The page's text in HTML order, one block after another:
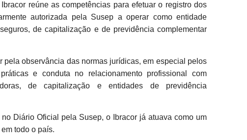
reúne as competências para efetuar o registro dos
autorizada pela Susep a operar como entidade
de capitalização e de previdência complementar
observância das normas jurídicas, em especial pelos
e conduta no relacionamento profissional com
de capitalização e entidades de previdência
Diário Oficial pela Susep, o Ibracor já atuava como um
todo o país.